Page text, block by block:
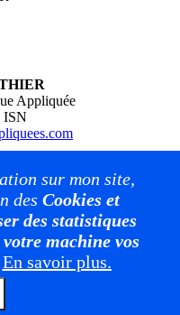
Appliquée
ISN
:
sur mon site,
desCookies et
des statistiques
machine vos
En savoir plus.